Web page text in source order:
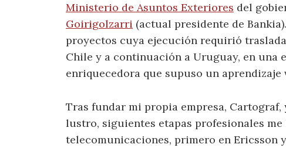
Ministerio de Asuntos Exteriores del
Goirigolzarri (actual presidente de
proyectos cuya ejecución requirió
Chile y a continuación a Uruguay, en una
enriquecedora que supuso un aprendizaje
Tras fundar mi propia empresa,
lustro, siguientes etapas profesionales
telecomunicaciones, primero en Ericsson